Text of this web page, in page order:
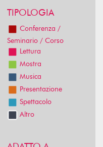
TIPOLOGIA
Conferenza /
Seminario / Corso
Lettura
Mostra
Musica
Presentazione
Spettacolo
Altro